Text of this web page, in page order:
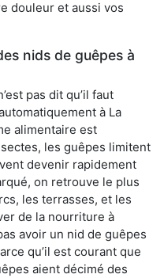
douleur et aussi vos
nids de guêpes à
pas dit qu’il faut
à La
alimentaire est
les guêpes limitent
devenir rapidement
on retrouve le plus
les terrasses, et les
de la nourriture à
avoir un nid de guêpes
qu’il est courant que
aient décimé des